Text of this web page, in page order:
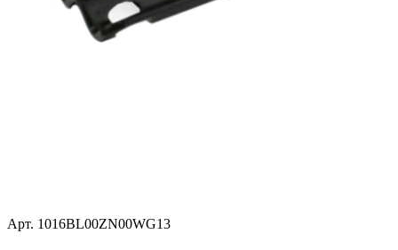
Арт. 1016BL00ZN00WG13